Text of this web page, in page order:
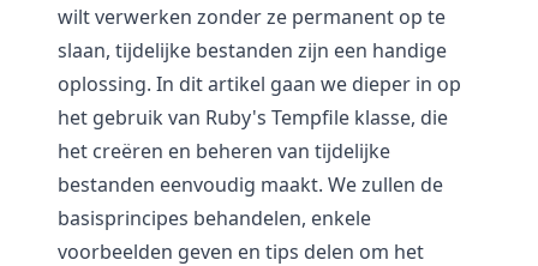
wilt verwerken zonder ze permanent op te
slaan, tijdelijke bestanden zijn een handige
oplossing. In dit artikel gaan we dieper in op
het gebruik van Ruby's Tempfile klasse, die
het creëren en beheren van tijdelijke
bestanden eenvoudig maakt. We zullen de
basisprincipes behandelen, enkele
voorbeelden geven en tips delen om het